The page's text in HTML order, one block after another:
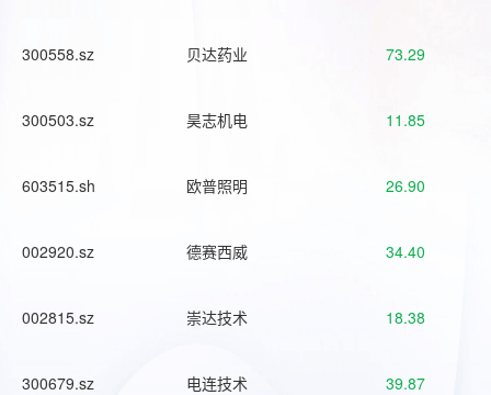
300558.sz 贝达药业 73.29
300503.sz 昊志机电 11.85
603515.sh 欧普照明 26.90
002920.sz 德赛西威 34.40
002815.sz 崇达技术 18.38
300679.sz 电连技术 39.87